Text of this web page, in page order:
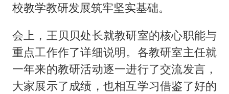
校教学教研发展筑牢坚实基础。
会上，王贝贝处长就教研室的核心职能与
重点工作作了详细说明。各教研室主任就
一年来的教研活动逐一进行了交流发言，
大家展示了成绩，也相互学习借鉴了好的